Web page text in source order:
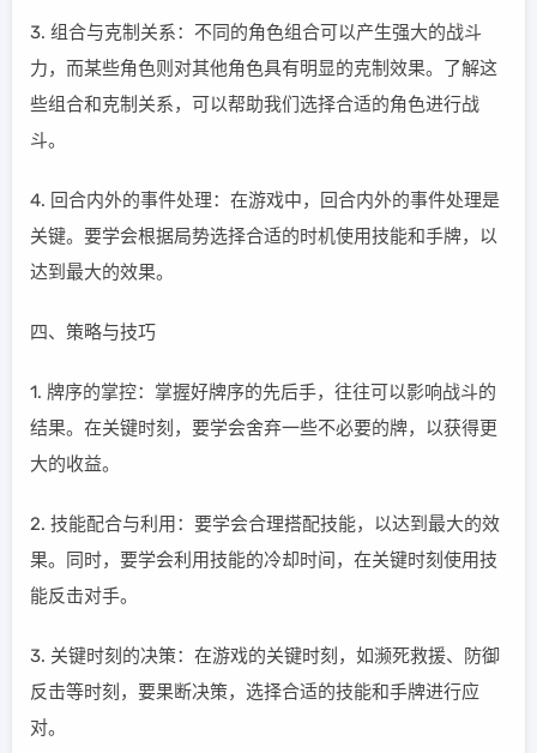
3. 组合与克制关系：不同的角色组合可以产生强大的战斗
力，而某些角色则对其他角色具有明显的克制效果。了解这
些组合和克制关系，可以帮助我们选择合适的角色进行战
斗。
4. 回合内外的事件处理：在游戏中，回合内外的事件处理是
关键。要学会根据局势选择合适的时机使用技能和手牌，以
达到最大的效果。
四、策略与技巧
1. 牌序的掌控：掌握好牌序的先后手，往往可以影响战斗的
结果。在关键时刻，要学会舍弃一些不必要的牌，以获得更
大的收益。
2. 技能配合与利用：要学会合理搭配技能，以达到最大的效
果。同时，要学会利用技能的冷却时间，在关键时刻使用技
能反击对手。
3. 关键时刻的决策：在游戏的关键时刻，如濒死救援、防御
反击等时刻，要果断决策，选择合适的技能和手牌进行应
对。